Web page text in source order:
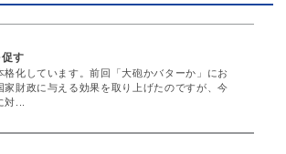
す
化しています。前回「大砲かバターか」にお
家財政に与える効果を取り上げたのですが、今
...